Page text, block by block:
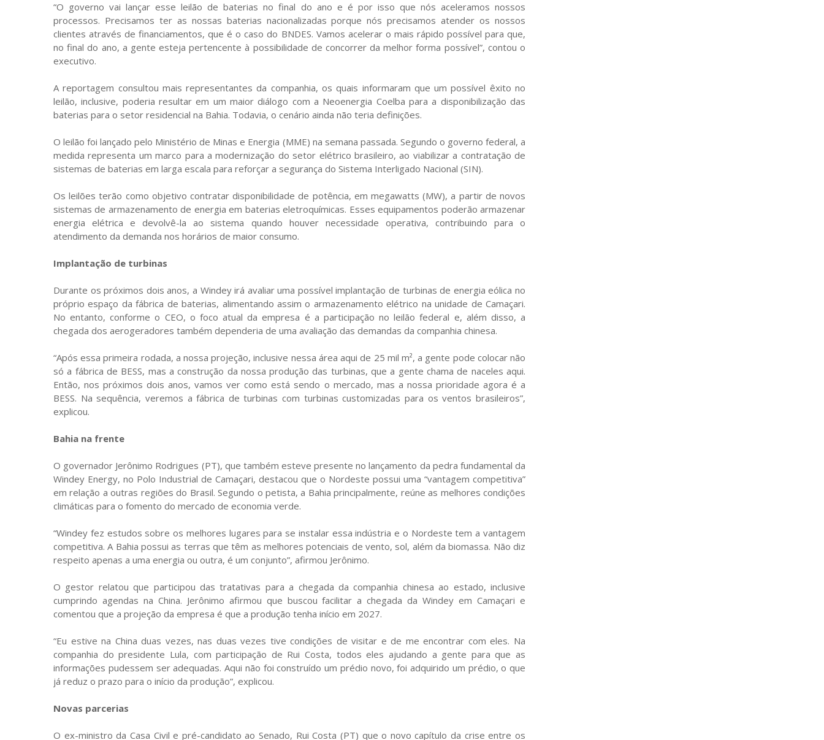
“O governo vai lançar esse leilão de baterias no final do ano e é por isso que nós aceleramos nossos
processos. Precisamos ter as nossas baterias nacionalizadas porque nós precisamos atender os nossos
clientes através de financiamentos, que é o caso do BNDES. Vamos acelerar o mais rápido possível para que,
no final do ano, a gente esteja pertencente à possibilidade de concorrer da melhor forma possível”, contou o
executivo.
A reportagem consultou mais representantes da companhia, os quais informaram que um possível êxito no
leilão, inclusive, poderia resultar em um maior diálogo com a Neoenergia Coelba para a disponibilização das
baterias para o setor residencial na Bahia. Todavia, o cenário ainda não teria definições.
O leilão foi lançado pelo Ministério de Minas e Energia (MME) na semana passada. Segundo o governo federal, a
medida representa um marco para a modernização do setor elétrico brasileiro, ao viabilizar a contratação de
sistemas de baterias em larga escala para reforçar a segurança do Sistema Interligado Nacional (SIN).
Os leilões terão como objetivo contratar disponibilidade de potência, em megawatts (MW), a partir de novos
sistemas de armazenamento de energia em baterias eletroquímicas. Esses equipamentos poderão armazenar
energia elétrica e devolvê-la ao sistema quando houver necessidade operativa, contribuindo para o
atendimento da demanda nos horários de maior consumo.
Implantação de turbinas
Durante os próximos dois anos, a Windey irá avaliar uma possível implantação de turbinas de energia eólica no
próprio espaço da fábrica de baterias, alimentando assim o armazenamento elétrico na unidade de Camaçari.
No entanto, conforme o CEO, o foco atual da empresa é a participação no leilão federal e, além disso, a
chegada dos aerogeradores também dependeria de uma avaliação das demandas da companhia chinesa.
“Após essa primeira rodada, a nossa projeção, inclusive nessa área aqui de 25 mil m², a gente pode colocar não
só a fábrica de BESS, mas a construção da nossa produção das turbinas, que a gente chama de naceles aqui.
Então, nos próximos dois anos, vamos ver como está sendo o mercado, mas a nossa prioridade agora é a
BESS. Na sequência, veremos a fábrica de turbinas com turbinas customizadas para os ventos brasileiros”,
explicou.
Bahia na frente
O governador Jerônimo Rodrigues (PT), que também esteve presente no lançamento da pedra fundamental da
Windey Energy, no Polo Industrial de Camaçari, destacou que o Nordeste possui uma “vantagem competitiva”
em relação a outras regiões do Brasil. Segundo o petista, a Bahia principalmente, reúne as melhores condições
climáticas para o fomento do mercado de economia verde.
“Windey fez estudos sobre os melhores lugares para se instalar essa indústria e o Nordeste tem a vantagem
competitiva. A Bahia possui as terras que têm as melhores potenciais de vento, sol, além da biomassa. Não diz
respeito apenas a uma energia ou outra, é um conjunto”, afirmou Jerônimo.
O gestor relatou que participou das tratativas para a chegada da companhia chinesa ao estado, inclusive
cumprindo agendas na China. Jerônimo afirmou que buscou facilitar a chegada da Windey em Camaçari e
comentou que a projeção da empresa é que a produção tenha início em 2027.
“Eu estive na China duas vezes, nas duas vezes tive condições de visitar e de me encontrar com eles. Na
companhia do presidente Lula, com participação de Rui Costa, todos eles ajudando a gente para que as
informações pudessem ser adequadas. Aqui não foi construído um prédio novo, foi adquirido um prédio, o que
já reduz o prazo para o início da produção”, explicou.
Novas parcerias
O ex-ministro da Casa Civil e pré-candidato ao Senado, Rui Costa (PT) que o novo capítulo da crise entre os